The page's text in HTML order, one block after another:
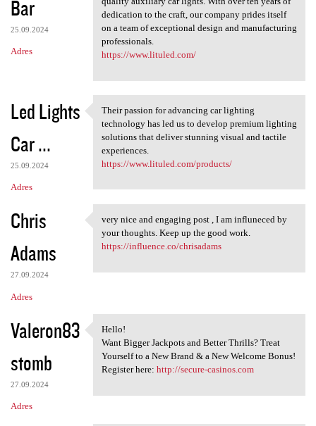
z
e
Bar
25.09.2024
Adres
dedication to the craft, our company prides itself
on a team of exceptional design and manufacturing
professionals.
https://www.lituled.com/
Led Lights
Car ...
25.09.2024
Adres
Their passion for advancing
Their passion for advancing car lighting
technology has led us to develop premium lighting
solutions that deliver stunning visual and tactile
experiences.
https://www.lituled.com/products/
Chris
Adams
27.09.2024
Adres
very nice and engaging post ,
very nice and engaging post , I am influneced by
your thoughts. Keep up the good work.
https://influence.co/chrisadams
Valeron83
stomb
27.09.2024
Adres
Hello!
Hello!
Want Bigger Jackpots and Better Thrills? Treat
Yourself to a New Brand & a New Welcome Bonus!
Register here: http://secure-casinos.com